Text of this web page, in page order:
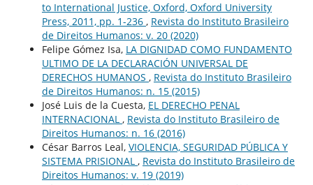
to International Justice, Oxford, Oxford University
Press, 2011, pp. 1-236 , Revista do Instituto Brasileiro
de Direitos Humanos: v. 20 (2020)
Felipe Gómez Isa, LA DIGNIDAD COMO FUNDAMENTO
ULTIMO DE LA DECLARACIÓN UNIVERSAL DE
DERECHOS HUMANOS , Revista do Instituto Brasileiro
de Direitos Humanos: n. 15 (2015)
José Luis de la Cuesta, EL DERECHO PENAL
INTERNACIONAL , Revista do Instituto Brasileiro de
Direitos Humanos: n. 16 (2016)
César Barros Leal, VIOLENCIA, SEGURIDAD PÚBLICA Y
SISTEMA PRISIONAL , Revista do Instituto Brasileiro de
Direitos Humanos: v. 19 (2019)